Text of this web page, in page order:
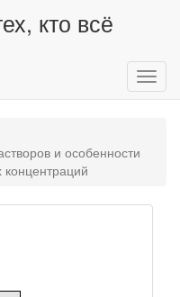
кто всё
и особенности
концентраций